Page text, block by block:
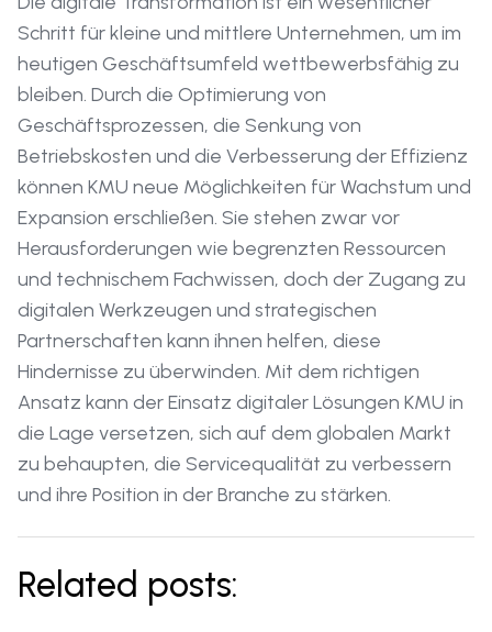
Schritt für kleine und mittlere Unternehmen, um im
heutigen Geschäftsumfeld wettbewerbsfähig zu
bleiben. Durch die Optimierung von
Geschäftsprozessen, die Senkung von
Betriebskosten und die Verbesserung der Effizienz
können KMU neue Möglichkeiten für Wachstum und
Expansion erschließen. Sie stehen zwar vor
Herausforderungen wie begrenzten Ressourcen
und technischem Fachwissen, doch der Zugang zu
digitalen Werkzeugen und strategischen
Partnerschaften kann ihnen helfen, diese
Hindernisse zu überwinden. Mit dem richtigen
Ansatz kann der Einsatz digitaler Lösungen KMU in
die Lage versetzen, sich auf dem globalen Markt
zu behaupten, die Servicequalität zu verbessern
und ihre Position in der Branche zu stärken.
Related posts: